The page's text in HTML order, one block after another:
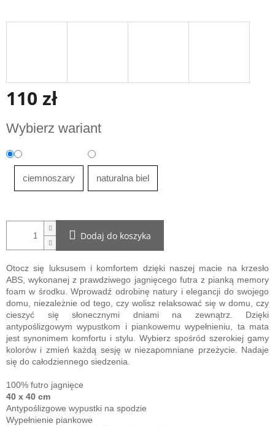
110 zł
jednostkowa:
Wybierz wariant
ciemnoszary naturalna biel
Dodaj do koszyka
Otocz się luksusem i komfortem dzięki naszej macie na krzesło
ABS, wykonanej z prawdziwego jagnięcego futra z pianką memory
foam w środku. Wprowadź odrobinę natury i elegancji do swojego
domu, niezależnie od tego, czy wolisz relaksować się w domu, czy
cieszyć się słonecznymi dniami na zewnątrz. Dzięki
antypoślizgowym wypustkom i piankowemu wypełnieniu, ta mata
jest synonimem komfortu i stylu. Wybierz spośród szerokiej gamy
kolorów i zmień każdą sesję w niezapomniane przeżycie. Nadaje
się do całodziennego siedzenia.
100% futro jagnięce
40 x 40 cm
Antypoślizgowe wypustki na spodzie
Wypełnienie piankowe